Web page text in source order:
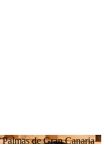
Palmas de Gran Canaria